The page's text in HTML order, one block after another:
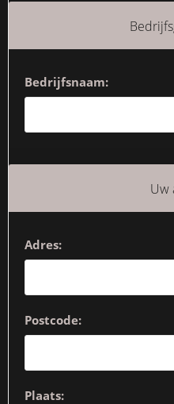
Bedrijfsnaam:
Uw
Adres:
Postcode:
Plaats: